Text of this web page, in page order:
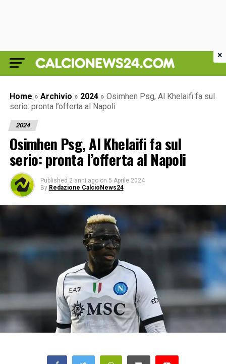
Home » Archivio » 2024 » Osimhen Psg, Al Khelaifi fa sul
serio: pronta l’offerta al Napoli
2024
Osimhen Psg, Al Khelaifi fa sul
serio: pronta l’offerta al Napoli
Published 2 anni ago on 5 Aprile 2024
By Redazione CalcioNews24
×